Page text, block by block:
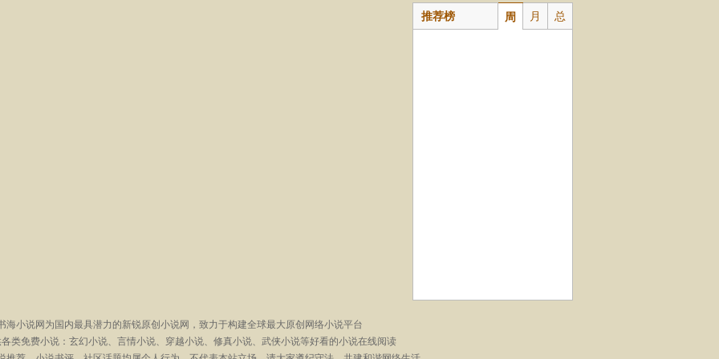
推荐榜 周 月 总
海小说网为国内最具潜力的新锐原创小说网，致力于构建全球最大原创网络小说平台
类免费小说：玄幻小说、言情小说、穿越小说、修真小说、武侠小说等好看的小说在线阅读